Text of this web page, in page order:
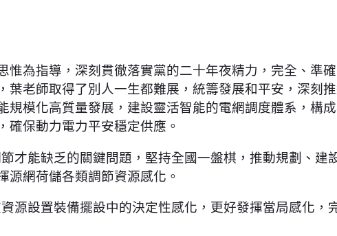
惟為指導，深刻貫徹落實黨的二十年夜精力，完全、準
葉老師取得了別人一生都難展，統籌發展和平安，深刻
規模化高質量發展，建設靈活智能的電網調度體系，構
保動力電力平安穩定供應。
才能缺乏的關鍵問題，堅持全國一盤棋，推動規劃、建
網荷儲各類調節資源感化。
源設置裝備擺設中的決定性感化，更好發揮當局感化